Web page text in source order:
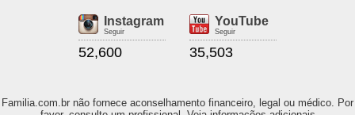
Instagram
Seguir
52,600
YouTube
Seguir
35,503
Familia.com.br não fornece aconselhamento financeiro, legal ou médico. Por